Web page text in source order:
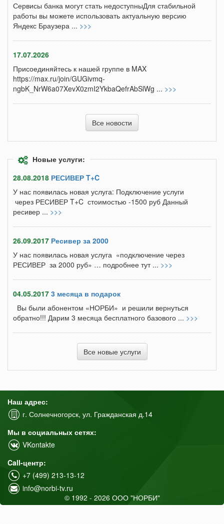
Сервисы банка могут стать недоступныДля стабильной
работы вы можете использовать актуальную версию
Яндекс Браузера ... >>>
17.07.2026
Присоединяйтесь к нашей группе в MAX
https://max.ru/join/GUGivmq-
ngbK_NrW6a07XevX0zmI2YkbaQefrAbSlWg ... >>>
Все новости
Новые услуги:
28.08.2018 РЕСИВЕР T+C
У нас появилась новая услуга: Подключение услуги
через РЕСИВЕР T+C стоимостью -1500 руб Данный
ресивер ... >>>
26.09.2017 Ресивер за 2000
У нас появилась новая услуга «подключение через
РЕСИВЕР за 2000 руб» … подробнее тут ... >>>
04.05.2017 3 месяца в подарок
Вы были абонентом «НОРБИ» и решили вернуться
обратно!!! Дарим 3 месяца бесплатного базового ... >>>
Все новые услуги
Наш адрес:
г. Солнечногорск, ул. Гражданская д.14
Мы в социальных сетях:
VKontakte
Call-центр:
+7 (499) 213-13-12
info@norbi-tv.ru
© 1992 - 2026 ООО "НОРБИ"